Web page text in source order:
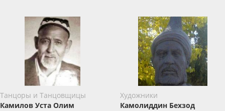
Танцоры и Танцовщицы
Камилов Уста Олим
Художники
Камолиддин Бехзод